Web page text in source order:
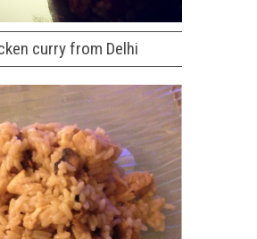
curry from Delhi